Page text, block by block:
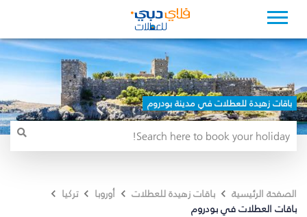
باقات زهيدة للعطلات في مدينة بودروم
الصفحة الرئيسية باقات زهيدة للعطلات أوروبا
تركيا
باقات العطلات في بودروم